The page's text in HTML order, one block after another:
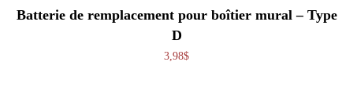
Batterie de remplacement pour boîtier mural – Type
D
3,98$